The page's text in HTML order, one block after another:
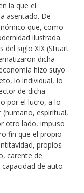
la que el
asentado. De
que, como
ilustrada.
del siglo XIX (Stuart
dicha
hizo suyo
lo individual, lo
de dicha
por el lucro, a lo
espiritual,
otro lado, impuso
fin que el propio
propios
carente de
de auto-